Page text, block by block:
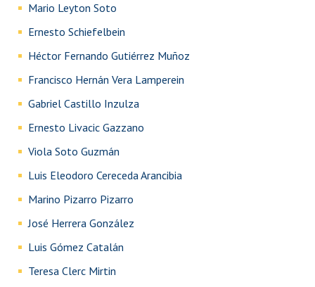
Mario Leyton Soto
Ernesto Schiefelbein
Héctor Fernando Gutiérrez Muñoz
Francisco Hernán Vera Lamperein
Gabriel Castillo Inzulza
Ernesto Livacic Gazzano
Viola Soto Guzmán
Luis Eleodoro Cereceda Arancibia
Marino Pizarro Pizarro
José Herrera González
Luis Gómez Catalán
Teresa Clerc Mirtin